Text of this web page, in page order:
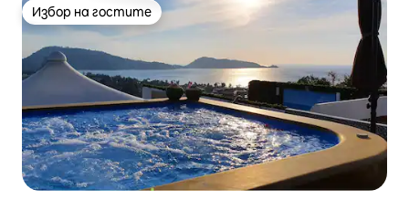
Избор на гостите
Избор на гостите